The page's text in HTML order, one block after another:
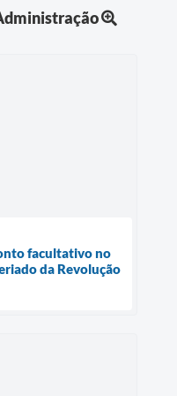
facultativo no
da Revolução